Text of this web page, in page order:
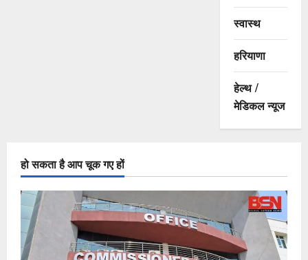
स्वास्थ
हरियाणा
हेल्थ /
मेडिकल न्यूज
हो सकता है आप चूक गए हों